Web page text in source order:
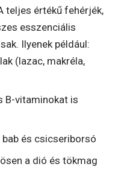
teljes értékű fehérjék,
esszenciális
Ilyenek például:
(lazac, makréla,
B-vitaminokat is
bab és csicseriborsó
a dió és tökmag